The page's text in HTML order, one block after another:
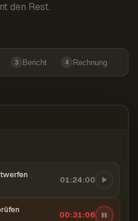
den Rest.
3 Bericht 4 Rechnung
01:24:00
00:31:07